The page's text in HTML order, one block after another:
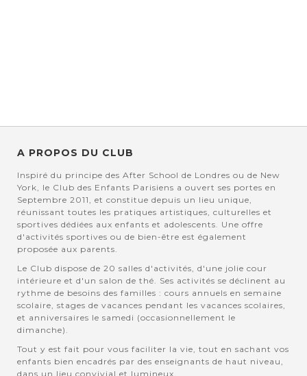
A PROPOS DU CLUB
Inspiré du principe des After School de Londres ou de New
York, le Club des Enfants Parisiens a ouvert ses portes en
Septembre 2011, et constitue depuis un lieu unique,
réunissant toutes les pratiques artistiques, culturelles et
sportives dédiées aux enfants et adolescents. Une offre
d'activités sportives ou de bien-être est également
proposée aux parents.
Le Club dispose de 20 salles d'activités, d'une jolie cour
intérieure et d'un salon de thé. Ses activités se déclinent au
rythme de besoins des familles : cours annuels en semaine
scolaire, stages de vacances pendant les vacances scolaires,
et anniversaires le samedi (occasionnellement le
dimanche).
Tout y est fait pour vous faciliter la vie, tout en sachant vos
enfants bien encadrés par des enseignants de haut niveau,
dans un lieu convivial et lumineux.